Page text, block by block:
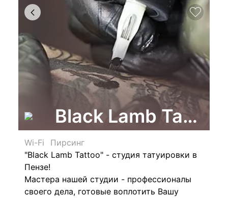
Black Lamb
Wi-Fi
Пирсинг
"Black Lamb Tattoo" - студия татуировки в
Пензе!
Мастера нашей студии - профессионалы
своего дела, готовые воплотить Вашу